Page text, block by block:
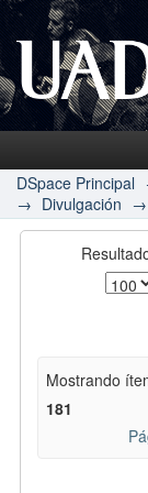
UADE
DSpace Principal
→ Divulgación →
Mostrando
181